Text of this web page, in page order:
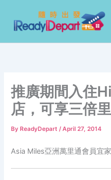
content
推廣期間入住
店，可享三倍
By ReadyDepart/April 27, 2014
Asia Miles亞洲萬里通會員宜